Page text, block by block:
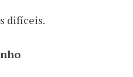
difíceis.